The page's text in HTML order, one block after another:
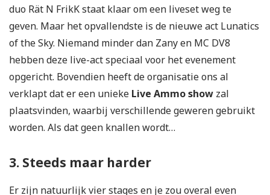
duo Rät N FrikK staat klaar om een liveset weg te
geven. Maar het opvallendste is de nieuwe act Lunatics
of the Sky. Niemand minder dan Zany en MC DV8
hebben deze live-act speciaal voor het evenement
opgericht. Bovendien heeft de organisatie ons al
verklapt dat er een unieke Live Ammo show zal
plaatsvinden, waarbij verschillende geweren gebruikt
worden. Als dat geen knallen wordt…
3. Steeds maar harder
Er zijn natuurlijk vier stages en je zou overal even